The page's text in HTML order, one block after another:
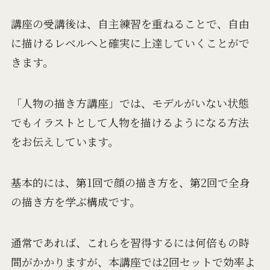
講座の受講後は、自主練習を重ねることで、自由
に描けるレベルへと確実に上達していくことがで
きます。
「人物の描き方講座」では、モデルがいない状態
でもイラストとして人物を描けるようになる方法
をお伝えしています。
基本的には、第1回で顔の描き方を、第2回で全身
の描き方を学ぶ構成です。
通常であれば、これらを習得するには何倍もの時
間がかかりますが、本講座では2回セットで効率よ